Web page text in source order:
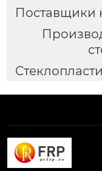
Поставщики